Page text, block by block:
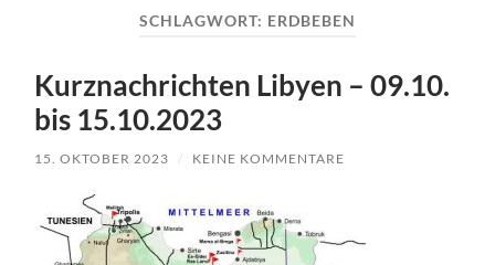
SCHLAGWORT: ERDBEBEN
Kurznachrichten Libyen – 09.10.
bis 15.10.2023
15. OKTOBER 2023 / KEINE KOMMENTARE